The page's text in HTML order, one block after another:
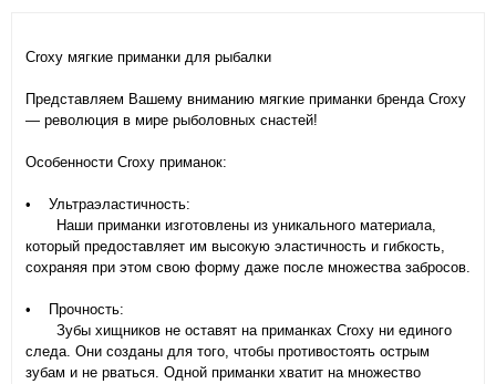
Croxy мягкие приманки для рыбалки
Представляем Вашему вниманию мягкие приманки бренда Croxy
— революция в мире рыболовных снастей!
Особенности Croxy приманок:
• Ультраэластичность:
Наши приманки изготовлены из уникального материала,
который предоставляет им высокую эластичность и гибкость,
сохраняя при этом свою форму даже после множества забросов.
• Прочность:
Зубы хищников не оставят на приманках Croxy ни единого
следа. Они созданы для того, чтобы противостоять острым
зубам и не рваться. Одной приманки хватит на множество